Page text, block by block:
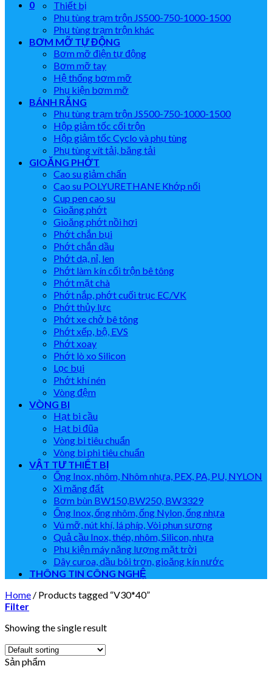
0
Thiết bị
Phụ tùng trạm trộn JS500-750-1000-1500
Phụ tùng trạm trộn khác
BƠM MỠ TỰ ĐỘNG
Bơm mỡ điện tự động
Bơm mỡ tay
Hệ thống bơm mỡ
Phụ kiện bơm mỡ
BÁNH RĂNG
Phụ tùng trạm trộn JS500-750-1000-1500
Hộp giảm tốc cối trộn
Hộp giảm tốc Cyclo và phụ tùng
Phụ tùng vít tải, băng tải
GIOĂNG PHỚT
Cao su giảm chấn
Cao su POLYURETHANE Khớp nối
Cup pen cao su
Gioăng phớt
Gioăng phớt nồi hơi
Phớt chắn bụi
Phớt chắn dầu
Phớt dạ, nỉ, len
Phớt làm kín cối trộn bê tông
Phớt mặt chà
Phớt nắp, phớt cuối trục EC/VK
Phớt thủy lực
Phớt xe chở bê tông
Phớt xếp, bộ, EVS
Phớt xoay
Phớt lò xo Silicon
Lọc bụi
Phớt khí nén
Vòng đệm
VÒNG BI
Hạt bi cầu
Hạt bi đũa
Vòng bi tiêu chuẩn
Vòng bi phi tiêu chuẩn
VẬT TƯ THIẾT BỊ
Ống Inox, nhôm, Nhôm nhựa, PEX, PA, PU, NYLON
Xi măng đất
Bơm bùn BW150,BW250, BW3329
Ống Inox, ống nhôm, ống Nylon, ống nhựa
Vú mỡ, nút khí, lá phíp, Vòi phun sương
Quả cầu Inox, thép, nhôm, Silicon, nhựa
Phụ kiện máy năng lượng mặt trời
Dây curoa, dầu bôi trơn, gioăng kín nước
THÔNG TIN CÔNG NGHỆ
Home / Products tagged “V30*40”
Filter
Showing the single result
Sản phẩm